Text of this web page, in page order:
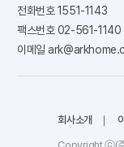
전화번호1551-1143
팩스번호02-561-1140
이메일
회사소개